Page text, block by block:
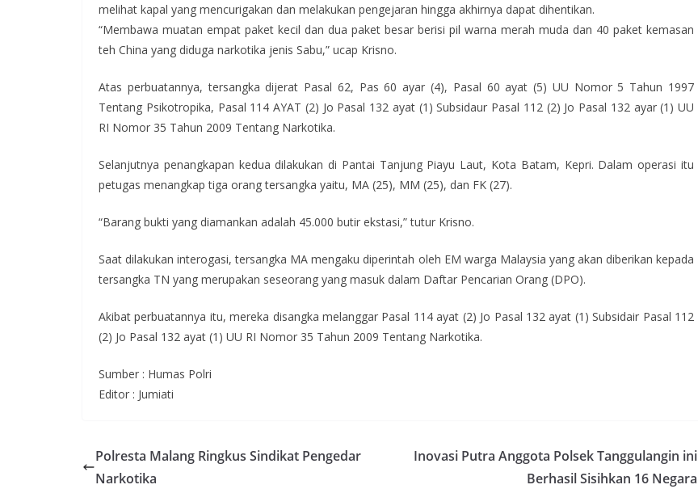
melihat kapal yang mencurigakan dan melakukan pengejaran hingga akhirnya dapat dihentikan.
“Membawa muatan empat paket kecil dan dua paket besar berisi pil warna merah muda dan 40 paket kemasan
teh China yang diduga narkotika jenis Sabu,” ucap Krisno.
Atas perbuatannya, tersangka dijerat Pasal 62, Pas 60 ayar (4), Pasal 60 ayat (5) UU Nomor 5 Tahun 1997
Tentang Psikotropika, Pasal 114 AYAT (2) Jo Pasal 132 ayat (1) Subsidaur Pasal 112 (2) Jo Pasal 132 ayar (1) UU
RI Nomor 35 Tahun 2009 Tentang Narkotika.
Selanjutnya penangkapan kedua dilakukan di Pantai Tanjung Piayu Laut, Kota Batam, Kepri. Dalam operasi itu
petugas menangkap tiga orang tersangka yaitu, MA (25), MM (25), dan FK (27).
“Barang bukti yang diamankan adalah 45.000 butir ekstasi,” tutur Krisno.
Saat dilakukan interogasi, tersangka MA mengaku diperintah oleh EM warga Malaysia yang akan diberikan kepada
tersangka TN yang merupakan seseorang yang masuk dalam Daftar Pencarian Orang (DPO).
Akibat perbuatannya itu, mereka disangka melanggar Pasal 114 ayat (2) Jo Pasal 132 ayat (1) Subsidair Pasal 112
(2) Jo Pasal 132 ayat (1) UU RI Nomor 35 Tahun 2009 Tentang Narkotika.
Sumber : Humas Polri
Editor : Jumiati
Polresta Malang Ringkus Sindikat Pengedar
Narkotika
Inovasi Putra Anggota Polsek Tanggulangin ini
Berhasil Sisihkan 16 Negara